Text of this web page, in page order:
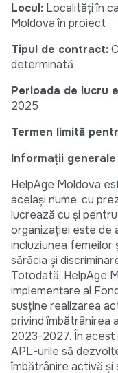
Locul: Localități în
Moldova în proiect
Tipul de contract:
determinată
Perioada de lucru
2025
Termen limită
Informații generale
HelpAge Moldova
același nume, cu
lucrează cu și
organizației este de
incluziunea femeilor
sărăcia și
Totodată, HelpAge
implementare al
susține realizarea
privind îmbătrânirea
2023-2027. În acest
APL-urile să
îmbătrânire activă și